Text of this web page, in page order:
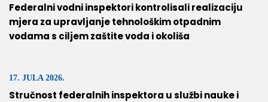
Federalni vodni inspektori kontrolisali realizaciju
mjera za upravljanje tehnološkim otpadnim
vodama s ciljem zaštite voda i okoliša
17. JULA 2026.
Stručnost federalnih inspektora u službi nauke i